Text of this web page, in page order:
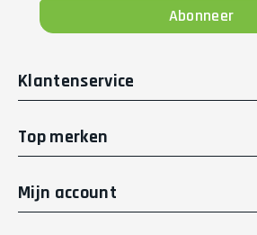
Abonneer
Klantenservice
Top merken
Mijn account